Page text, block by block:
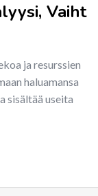
Vaiht
ja resurssien
haluamansa
sisältää useita